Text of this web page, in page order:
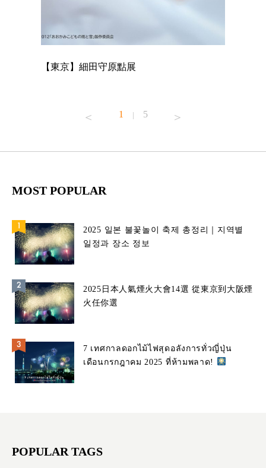
【東京】細田守原點展
1 | 5
MOST POPULAR
2025 일본 불꽃놀이 축제 총정리｜지역별
일정과 장소 정보
2025日本人氣煙火大會14選 從東京到大阪煙
火任你選
7 เทศกาลดอกไม้ไฟสุดอลังการทั่วญี่ปุ่น
เดือนกรกฎาคม 2025 ที่ห้ามพลาด!
POPULAR TAGS